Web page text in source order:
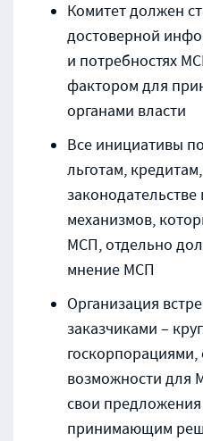
Комитет должен
достоверной
и потребностях
фактором для
органами власти
Все инициативы
льготам,
механизмов,
МСП, отдельно
мнение МСП
Организация
заказчиками –
госкорпорациями,
возможности для
свои
принимающим